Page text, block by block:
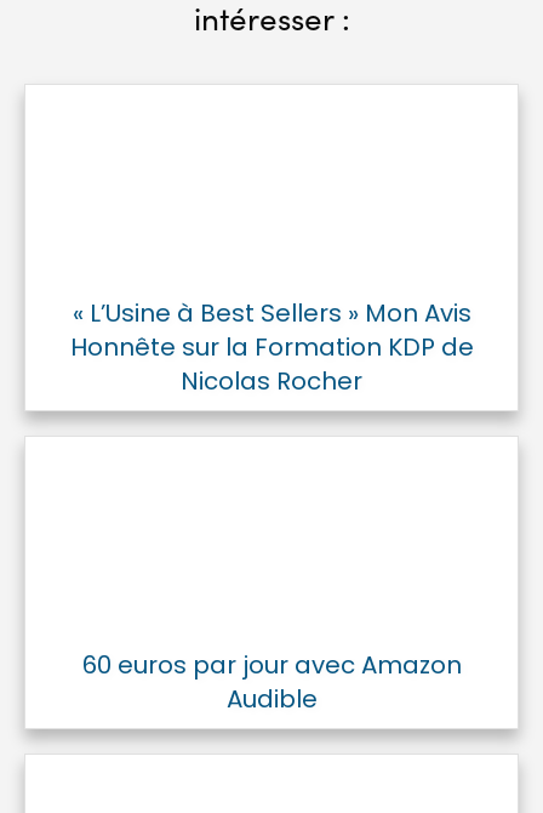
intéresser :
« L’Usine à Best Sellers » Mon Avis
Honnête sur la Formation KDP de
Nicolas Rocher
60 euros par jour avec Amazon
Audible